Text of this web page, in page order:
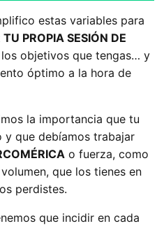
estas variables para
PROPIA SESIÓN DE
los objetivos que tengas… y
óptimo a la hora de
la importancia que tu
y que debíamos trabajar
o fuerza, como
que los tienes en
perdistes.
que incidir en cada